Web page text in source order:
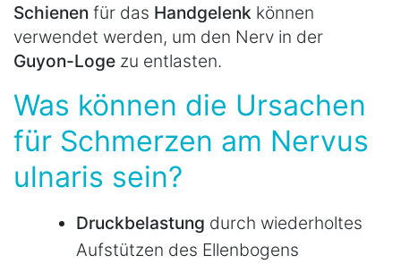
Schienen für das Handgelenk können
verwendet werden, um den Nerv in der
Guyon-Loge zu entlasten.
Was können die Ursachen
für Schmerzen am Nervus
ulnaris sein?
Druckbelastung durch wiederholtes
Aufstützen des Ellenbogens